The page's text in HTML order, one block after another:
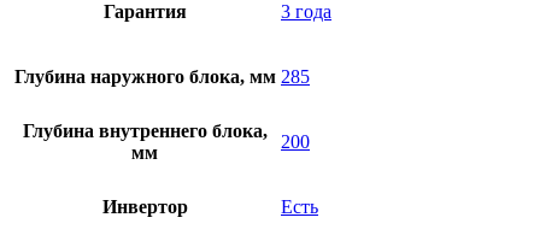
Гарантия 3 года
Глубина наружного блока, мм 285
Глубина внутреннего блока,
мм
200
Инвертор Есть